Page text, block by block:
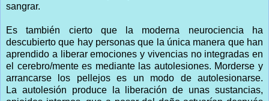
sangrar.
Es también cierto que la moderna neurociencia ha
descubierto que hay personas que la única manera que han
aprendido a liberar emociones y vivencias no integradas en
el cerebro/mente es mediante las autolesiones. Morderse y
arrancarse los pellejos es un modo de autolesionarse.
La autolesión produce la liberación de unas sustancias,